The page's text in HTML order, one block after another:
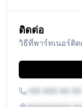
ติดต่อ
วิธีที่พาร์ทเนอร์ติ